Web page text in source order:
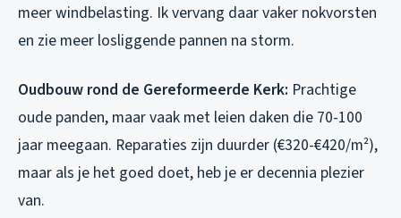
meer windbelasting. Ik vervang daar vaker nokvorsten
en zie meer losliggende pannen na storm.
Oudbouw rond de Gereformeerde Kerk: Prachtige
oude panden, maar vaak met leien daken die 70-100
jaar meegaan. Reparaties zijn duurder (€320-€420/m²),
maar als je het goed doet, heb je er decennia plezier
van.